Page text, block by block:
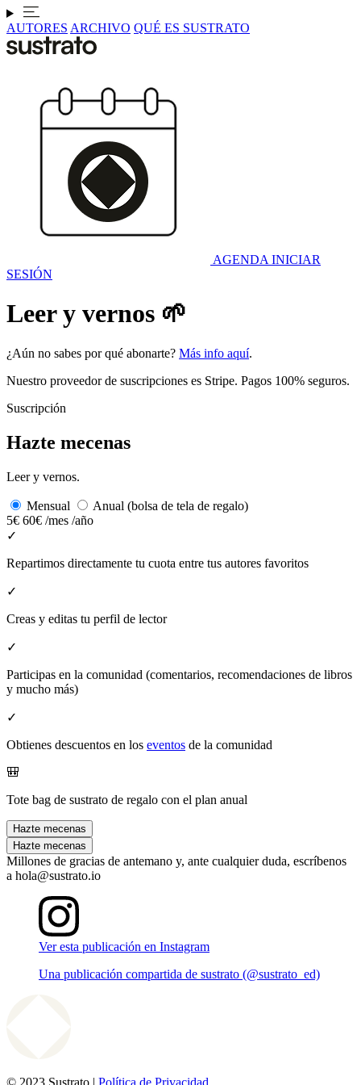
AUTORES ARCHIVO QUÉ ES SUSTRATO
AGENDA INICIAR
SESIÓN
Leer y vernos 🌱
¿Aún no sabes por qué abonarte? Más info aquí.
Nuestro proveedor de suscripciones es Stripe. Pagos 100% seguros.
Suscripción
Hazte mecenas
Leer y vernos.
Mensual
Anual (bolsa de tela de regalo)
5€ 60€ /mes /año
✓
Repartimos directamente tu cuota entre tus autores favoritos
✓
Creas y editas tu perfil de lector
✓
Participas en la comunidad (comentarios, recomendaciones de libros
y mucho más)
✓
Obtienes descuentos en los eventos de la comunidad
🎒
Tote bag de sustrato de regalo con el plan anual
Hazte mecenas
Hazte mecenas
Millones de gracias de antemano y, ante cualquier duda, escríbenos
a hola@sustrato.io
Ver esta publicación en Instagram
Una publicación compartida de sustrato (@sustrato_ed)
© 2023 Sustrato | Política de Privacidad